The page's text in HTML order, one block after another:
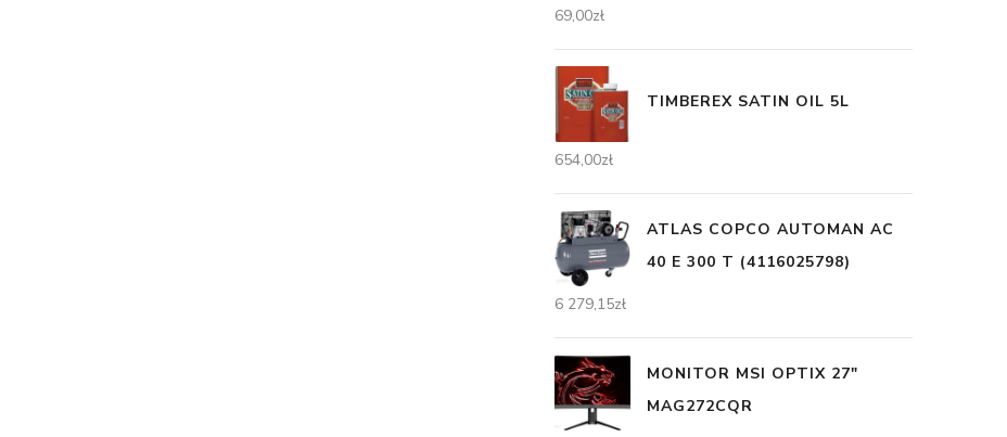
69,00zł
TIMBEREX SATIN OIL 5L
654,00zł
ATLAS COPCO AUTOMAN AC
40 E 300 T (4116025798)
6 279,15zł
MONITOR MSI OPTIX 27"
MAG272CQR